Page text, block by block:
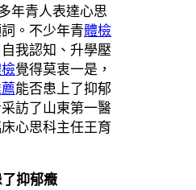
年青人表達心思
。不少年青體檢
我認知、升學壓
覺得莫衷一是，
能否患上了抑郁
訪了山東第一醫
心思科主任王育
抑郁癥